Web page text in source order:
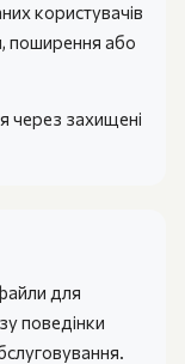
користувачів
поширення або
через захищені
для
поведінки